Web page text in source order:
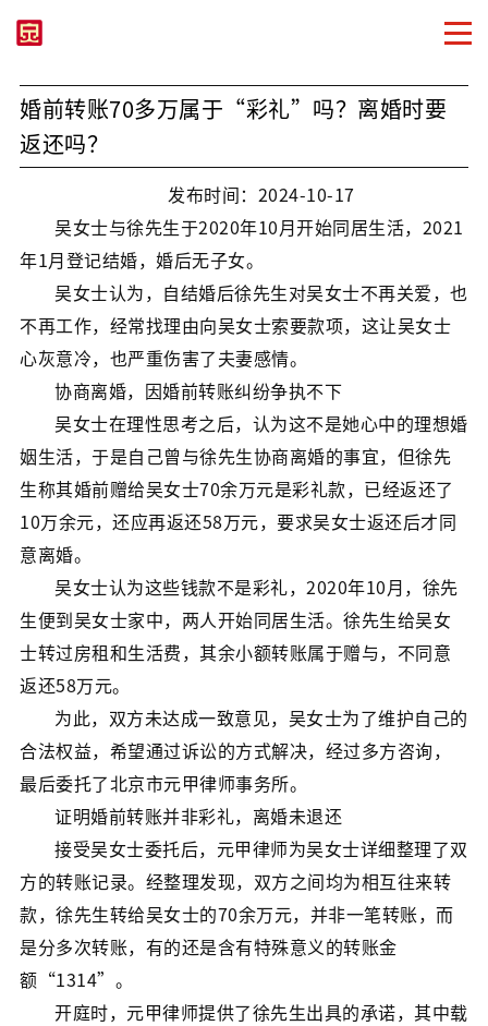
婚前转账70多万属于“彩礼”吗？离婚时要
返还吗？
发布时间：2024-10-17
吴女士与徐先生于2020年10月开始同居生活，2021
年1月登记结婚，婚后无子女。
吴女士认为，自结婚后徐先生对吴女士不再关爱，也
不再工作，经常找理由向吴女士索要款项，这让吴女士
心灰意冷，也严重伤害了夫妻感情。
协商离婚，因婚前转账纠纷争执不下
吴女士在理性思考之后，认为这不是她心中的理想婚
姻生活，于是自己曾与徐先生协商离婚的事宜，但徐先
生称其婚前赠给吴女士70余万元是彩礼款，已经返还了
10万余元，还应再返还58万元，要求吴女士返还后才同
意离婚。
吴女士认为这些钱款不是彩礼，2020年10月，徐先
生便到吴女士家中，两人开始同居生活。徐先生给吴女
士转过房租和生活费，其余小额转账属于赠与，不同意
返还58万元。
为此，双方未达成一致意见，吴女士为了维护自己的
合法权益，希望通过诉讼的方式解决，经过多方咨询，
最后委托了北京市元甲律师事务所。
证明婚前转账并非彩礼，离婚未退还
接受吴女士委托后，元甲律师为吴女士详细整理了双
方的转账记录。经整理发现，双方之间均为相互往来转
款，徐先生转给吴女士的70余万元，并非一笔转账，而
是分多次转账，有的还是含有特殊意义的转账金
额“1314”。
开庭时，元甲律师提供了徐先生出具的承诺，其中载